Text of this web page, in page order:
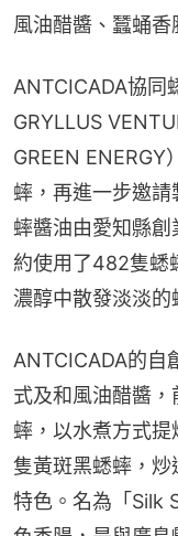
風油醋醬、蠶蛹香
ANTCICADA協同
GRYLLUS
GREEN ENERGY
蟀，再進一步邀
蟀醬油由愛知縣
約使用了482隻蟋
濃醇中散發淡淡的
ANTCICADA的
式及和風油醋醬
蟀，以水煮方式
隻黃斑黑蟋蟀，
特色。名為「Silk